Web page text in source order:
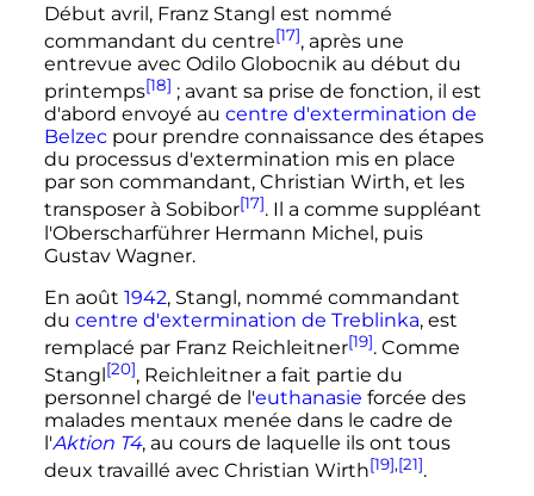
Début avril, Franz Stangl est nommé
commandant du centre[17], après une
entrevue avec Odilo Globocnik au début du
printemps[18] ; avant sa prise de fonction, il est
d'abord envoyé au centre d'extermination de
Belzecpour prendre connaissance des étapes
du processus d'extermination mis en place
par son commandant, Christian Wirth, et les
transposer à Sobibor[17]. Il a comme suppléant
l'Oberscharführer Hermann Michel, puis
Gustav Wagner.
En août 1942, Stangl, nommé commandant
du centre d'extermination de Treblinka, est
remplacé par Franz Reichleitner[19]. Comme
Stangl [20], Reichleitner a fait partie du
personnel chargé de l'euthanasie forcée des
malades mentaux menée dans le cadre de
'Aktion T4, au cours de laquelle ils ont tous
deux travaillé avec Christian Wirth[19],[21].